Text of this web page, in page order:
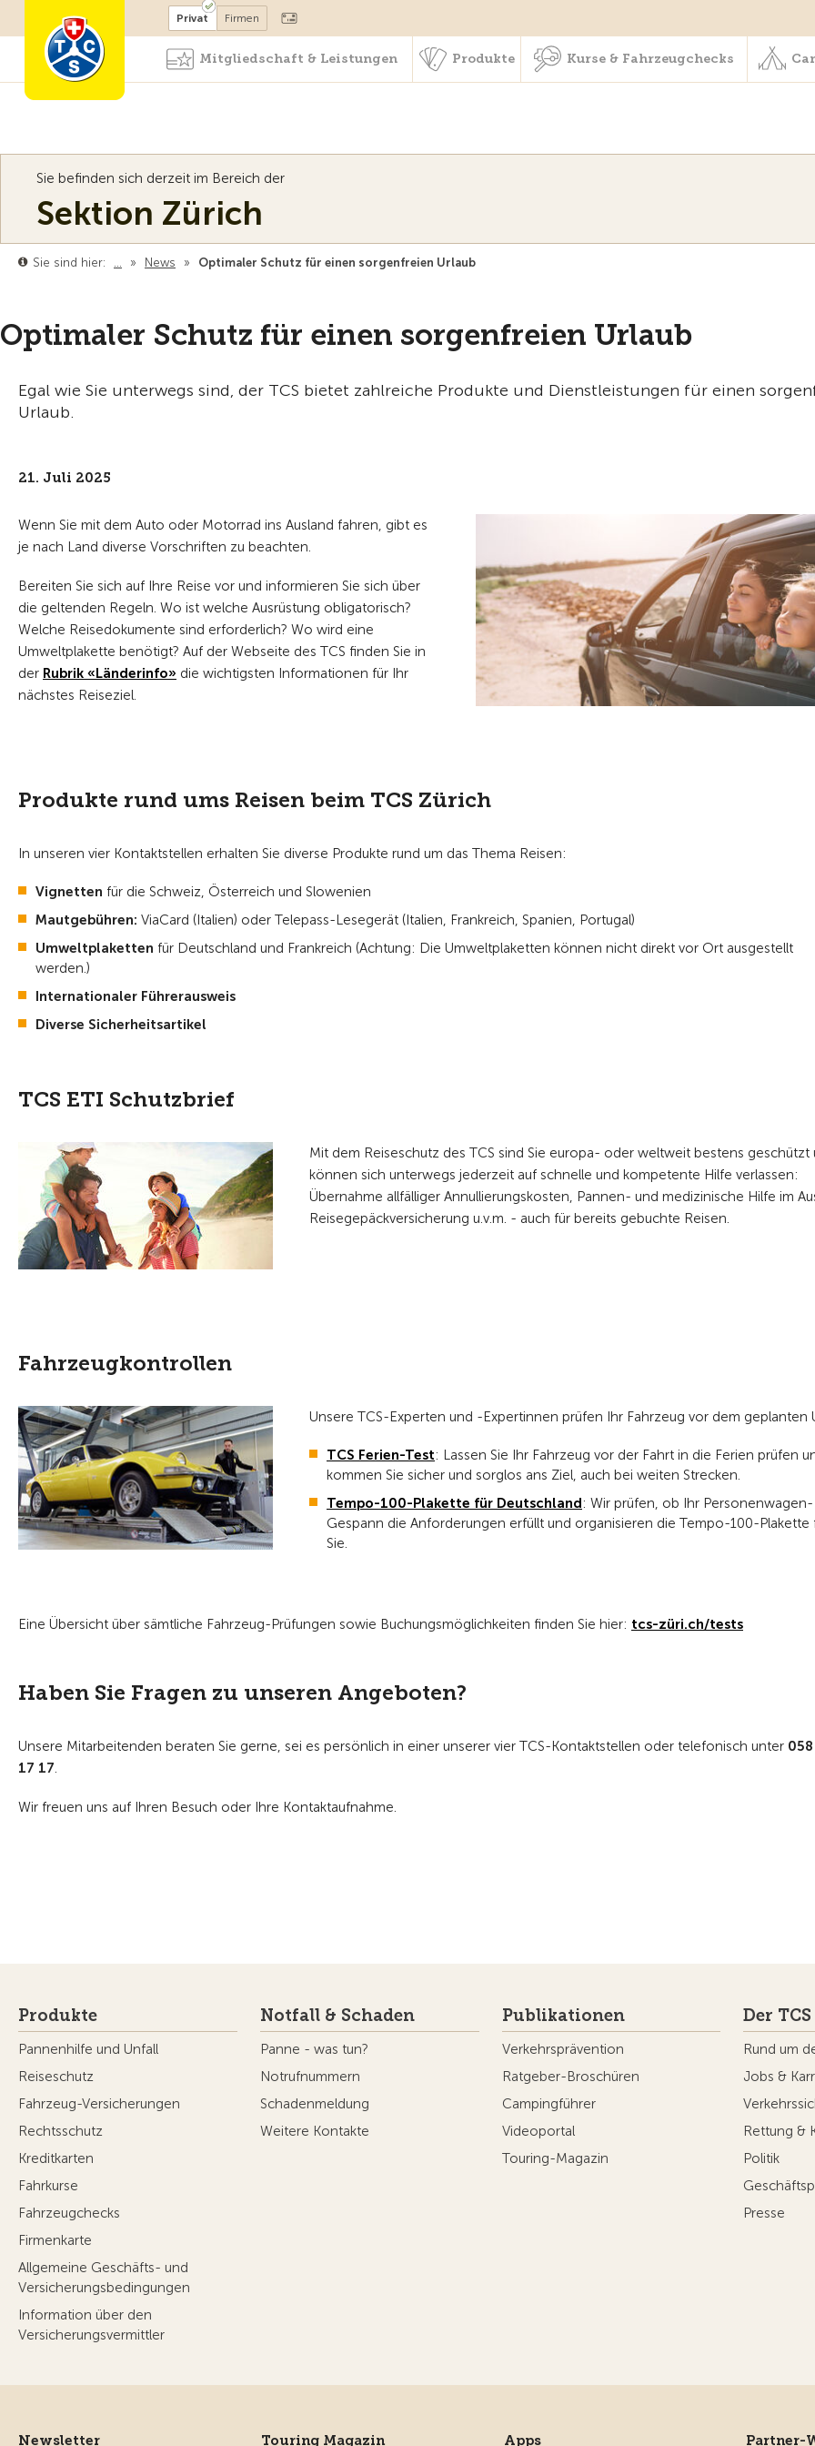
Mitglied werden
Privat Firmen
Mitgliedschaft & Leistungen Produkte Kurse & Fahrzeugchecks
Sie befinden sich derzeit im Bereich der
Sektion Zürich
Sie sind hier: … » News » Optimaler Schutz für einen sorgenfreien Urlaub
Optimaler Schutz für einen sorgenfreien Urlaub
Egal wie Sie unterwegs sind, der TCS bietet zahlreiche Produkte und Dienstleistungen für einen
Urlaub.
21. Juli 2025
Wenn Sie mit dem Auto oder Motorrad ins Ausland fahren, gibt es
je nach Land diverse Vorschriften zu beachten.
Bereiten Sie sich auf Ihre Reise vor und informieren Sie sich über
die geltenden Regeln. Wo ist welche Ausrüstung obligatorisch?
Welche Reisedokumente sind erforderlich? Wo wird eine
Umweltplakette benötigt? Auf der Webseite des TCS finden Sie in
der Rubrik «Länderinfo» die wichtigsten Informationen für Ihr
nächstes Reiseziel.
Produkte rund ums Reisen beim TCS Zürich
In unseren vier Kontaktstellen erhalten Sie diverse Produkte rund um das Thema Reisen:
Vignetten für die Schweiz, Österreich und Slowenien
Mautgebühren: ViaCard (Italien) oder Telepass-Lesegerät (Italien, Frankreich, Spanien, Portugal)
Umweltplaketten für Deutschland und Frankreich (Achtung: Die Umweltplaketten können nicht direkt vor Ort ausgestellt
werden.)
Internationaler Führerausweis
Diverse Sicherheitsartikel
TCS ETI Schutzbrief
Mit dem Reiseschutz des TCS sind Sie europa- oder weltweit bestens geschützt
können sich unterwegs jederzeit auf schnelle und kompetente Hilfe verlassen:
Übernahme allfälliger Annullierungskosten, Pannen- und medizinische Hilfe im
Reisegepäckversicherung u.v.m. - auch für bereits gebuchte Reisen.
Fahrzeugkontrollen
Unsere TCS-Experten und -Expertinnen prüfen Ihr Fahrzeug vor dem geplanten
TCS Ferien-Test: Lassen Sie Ihr Fahrzeug vor der Fahrt in die Ferien prüfen
kommen Sie sicher und sorglos ans Ziel, auch bei weiten Strecken.
Tempo-100-Plakette für Deutschland : Wir prüfen, ob Ihr Personenwagen-
Gespann die Anforderungen erfüllt und organisieren die Tempo-100-Plakette
Sie.
Eine Übersicht über sämtliche Fahrzeug-Prüfungen sowie Buchungsmöglichkeiten finden Sie hier: tcs-züri.ch/tests
Haben Sie Fragen zu unseren Angeboten?
Unsere Mitarbeitenden beraten Sie gerne, sei es persönlich in einer unserer vier TCS-Kontaktstellen oder telefonisch unter
17 17.
Wir freuen uns auf Ihren Besuch oder Ihre Kontaktaufnahme.
Produkte
Pannenhilfe und Unfall
Reiseschutz
Fahrzeug-Versicherungen
Rechtsschutz
Kreditkarten
Fahrkurse
Fahrzeugchecks
Firmenkarte
Allgemeine Geschäfts- und
Versicherungsbedingungen
Information über den
Versicherungsvermittler
Notfall & Schaden
Panne - was tun?
Notrufnummern
Schadenmeldung
Weitere Kontakte
Publikationen
Verkehrsprävention
Ratgeber-Broschüren
Campingführer
Videoportal
Touring-Magazin
Der TCS
Rund um
Jobs &
Rettung &
Politik
Presse
Newsletter Touring Magazin Apps Partner-